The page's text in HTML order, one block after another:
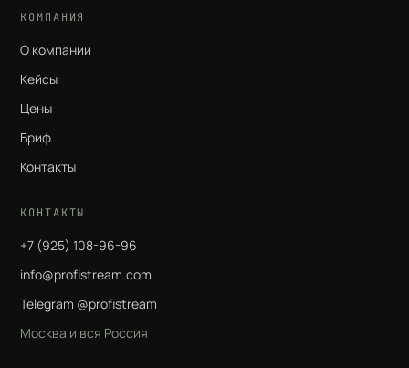
КОМПАНИЯ
О компании
Кейсы
Цены
Бриф
Контакты
КОНТАКТЫ
+7 (925) 108-96-96
info@profistream.com
Telegram @profistream
Москва и вся Россия